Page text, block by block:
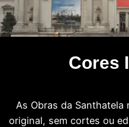
Cores
As Obras da
original, sem cortes ou